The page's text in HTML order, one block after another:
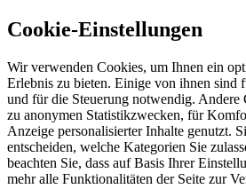
Cookie-Einstellungen
Wir verwenden Cookies, um Ihnen ein
Erlebnis zu bieten. Einige von ihnen sind
und für die Steuerung notwendig.
zu anonymen Statistikzwecken, für
Anzeige personalisierter Inhalte genutzt.
entscheiden, welche Kategorien Sie
beachten Sie, dass auf Basis Ihrer
mehr alle Funktionalitäten der Seite zur